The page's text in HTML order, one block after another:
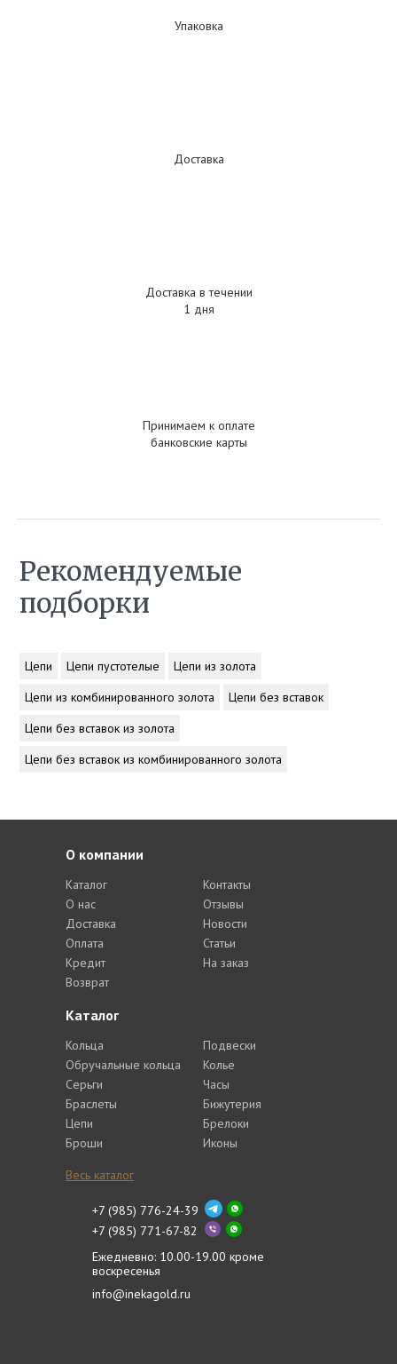
Упаковка
Доставка
Доставка в течении
1 дня
Принимаем к оплате
банковские карты
Рекомендуемые
подборки
Цепи Цепи пустотелые
Цепи из золота
Цепи из комбинированного золота
Цепи без вставок
Цепи без вставок из золота
Цепи без вставок из комбинированного золота
Каталог
Кольца
Обручальные кольца
Серьги
Браслеты
Цепи
Броши
Подвески
Колье
Часы
Бижутерия
Брелоки
Иконы
Весь каталог
О компании
Каталог
О нас
Доставка
Оплата
Кредит
Возврат
Контакты
Отзывы
Новости
Статьи
На заказ
+7 (985) 776-24-39
+7 (985) 771-67-82
Ежедневно: 10.00-19.00 кроме
воскресенья
info@inekagold.ru